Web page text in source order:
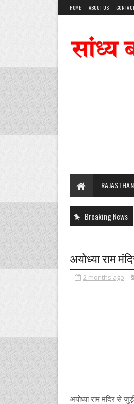
HOME ABOUT US
RAJASTHAN
Breaking News
अयोध्या राम
2 months ago
अयोध्या राम मंदिर से